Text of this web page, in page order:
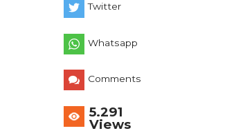
Twitter
Whatsapp
Comments
5.291
Views